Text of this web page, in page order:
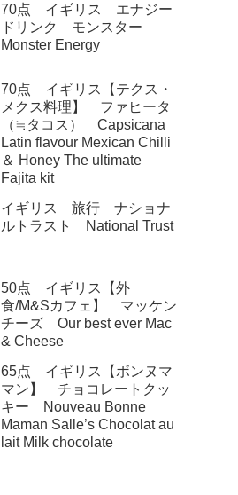
70点 イギリス エナジー
ドリンク モンスター
Monster Energy
70点 イギリス【テクス・
メクス料理】 ファヒータ
（≒タコス） Capsicana
Latin flavour Mexican Chilli
＆ Honey The ultimate
Fajita kit
イギリス 旅行 ナショナ
ルトラスト National Trust
50点 イギリス【外
食/M&Sカフェ】 マッケン
チーズ Our best ever Mac
& Cheese
65点 イギリス【ボンヌマ
マン】 チョコレートクッ
キー Nouveau Bonne
Maman Salle’s Chocolat au
lait Milk chocolate